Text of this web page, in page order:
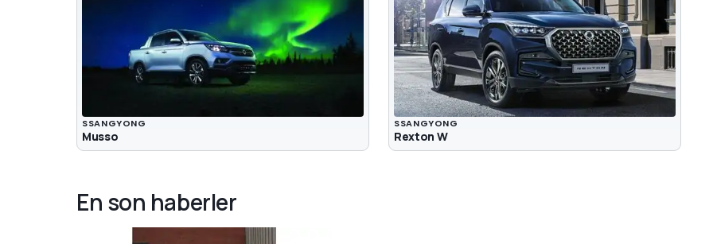
SSANGYONG
Musso
SSANGYONG
Rexton W
En son haberler